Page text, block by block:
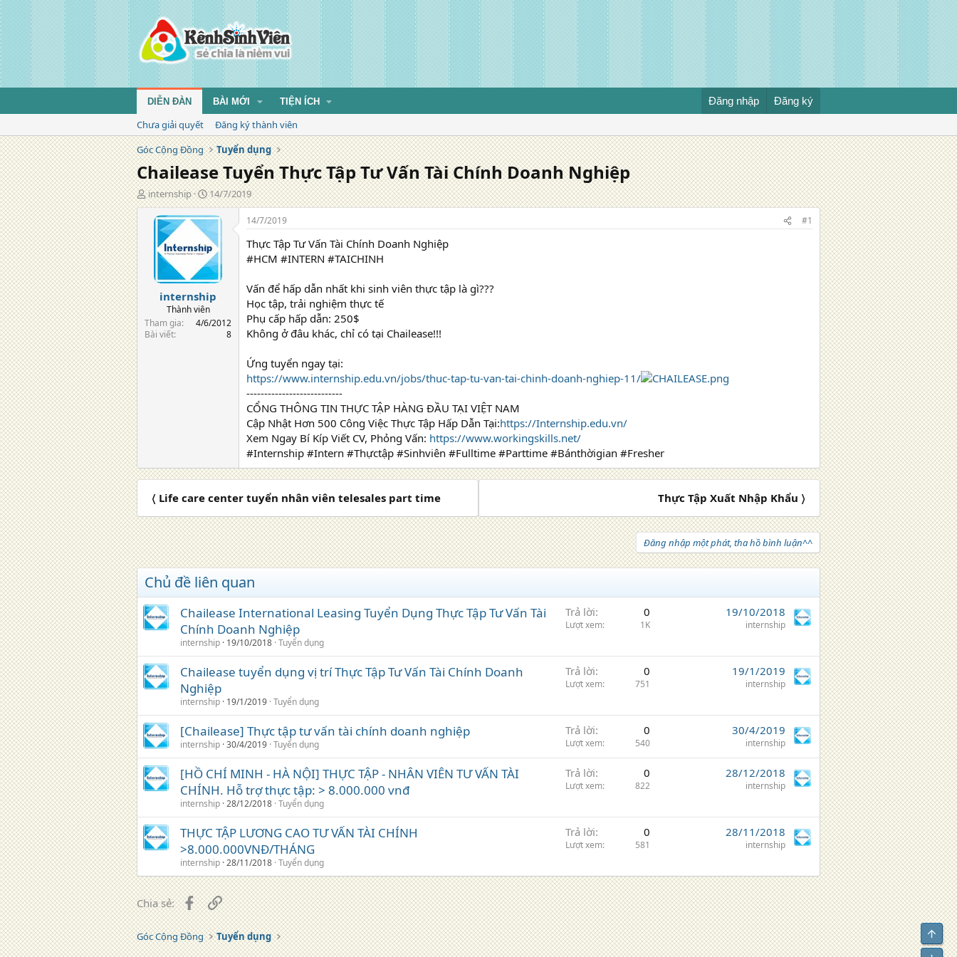
DIỄN ĐÀN BÀI MỚI TIỆN ÍCH Đăng nhập Đăng ký
Chưa giải quyết
Đăng ký thành viên
Góc Cộng Đồng
Tuyển dụng
Chailease Tuyển Thực Tập Tư Vấn Tài Chính Doanh Nghiệp
T
á
internship
N
g
à
y
đ
ă
n
g
14/7/2019
internship
Thành viên
Tham gia
4/6/2012
Bài viết
8
14/7/2019 #1
Thực Tập Tư Vấn Tài Chính Doanh Nghiệp
#HCM #INTERN #TAICHINH
Vấn để hấp dẫn nhất khi sinh viên thực tập là gì???
Học tập, trải nghiệm thực tế
Phụ cấp hấp dẫn: 250$
Không ở đâu khác, chỉ có tại Chailease!!!
Ứng tuyển ngay tại:
https://www.internship.edu.vn/jobs/thuc-tap-tu-van-tai-chinh-doanh-nghiep-11/
---------------------------
CỔNG THÔNG TIN THỰC TẬP HÀNG ĐẦU TẠI VIỆT NAM
Cập Nhật Hơn 500 Công Việc Thực Tập Hấp Dẫn Tại:https://Internship.edu.vn/
Xem Ngay Bí Kíp Viết CV, Phỏng Vấn: https://www.workingskills.net/
#Internship #Intern #Thựctập #Sinhviên #Fulltime #Parttime #Bánthờigian #Fresher
〈 Life care center tuyển nhân viên telesales part time Thực Tập Xuất Nhập Khẩu 〉
Đăng nhập một phát, tha hồ bình luận^^
Chủ đề liên quan
Chailease International Leasing Tuyển Dụng Thực Tập Tư Vấn Tài
Chính Doanh Nghiệp
internship 19/10/2018 Tuyển dụng
Trả lời 0
Lượt xem 1K
19/10/2018
internship
Chailease tuyển dụng vị trí Thực Tập Tư Vấn Tài Chính Doanh
Nghiệp
internship 19/1/2019 Tuyển dụng
Trả lời 0
Lượt xem 751
19/1/2019
internship
[Chailease] Thực tập tư vấn tài chính doanh nghiệp
internship 30/4/2019 Tuyển dụng
Trả lời 0
Lượt xem 540
30/4/2019
internship
[HỒ CHÍ MINH - HÀ NỘI] THỰC TẬP - NHÂN VIÊN TƯ VẤN TÀI
CHÍNH. Hỗ trợ thực tập: > 8.000.000 vnđ
internship 28/12/2018 Tuyển dụng
Trả lời 0
Lượt xem 822
28/12/2018
internship
THỰC TẬP LƯƠNG CAO TƯ VẤN TÀI CHÍNH
>8.000.000VNĐ/THÁNG
internship 28/11/2018 Tuyển dụng
Trả lời 0
Lượt xem 581
28/11/2018
internship
Chia sẻ: Facebook
Liên kết
Góc Cộng Đồng Tuyển dụng
Top